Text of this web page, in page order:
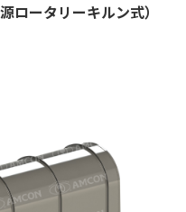
ロータリーキルン式）